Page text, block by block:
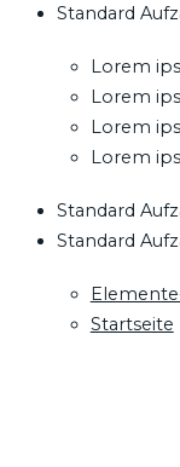
Standard
Lorem
Lorem
Lorem
Lorem
Standard
Standard
Startseite